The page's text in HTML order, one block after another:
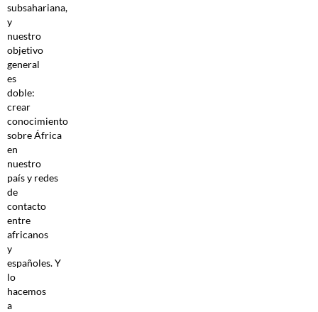
subsahariana,
y
nuestro
objetivo
general
es
doble:
crear
conocimiento
sobre África
en
nuestro
país y redes
de
contacto
entre
africanos
y
españoles. Y
lo
hacemos
a